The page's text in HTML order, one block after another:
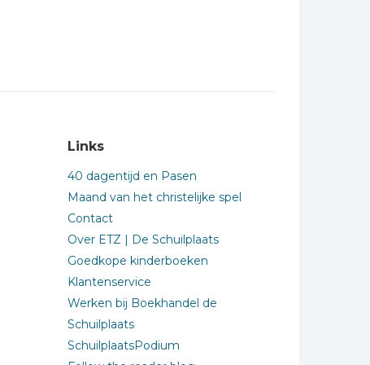
Links
40 dagentijd en Pasen
Maand van het christelijke spel
Contact
Over ETZ | De Schuilplaats
Goedkope kinderboeken
Klantenservice
Werken bij Boekhandel de
Schuilplaats
SchuilplaatsPodium